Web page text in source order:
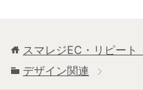
スマレジEC・リピー
デザイン関連